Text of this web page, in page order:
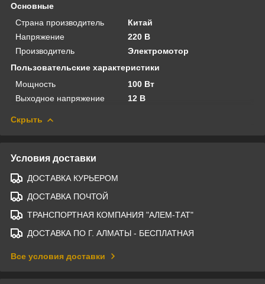
Основные
Страна производитель
Китай
Напряжение
220 В
Производитель
Электромотор
Пользовательские характеристики
Мощность
100 Вт
Выходное напряжение
12 В
Скрыть
Условия доставки
ДОСТАВКА КУРЬЕРОМ
ДОСТАВКА ПОЧТОЙ
ТРАНСПОРТНАЯ КОМПАНИЯ "АЛЕМ-ТАТ"
ДОСТАВКА ПО Г. АЛМАТЫ - БЕСПЛАТНАЯ
Все условия доставки